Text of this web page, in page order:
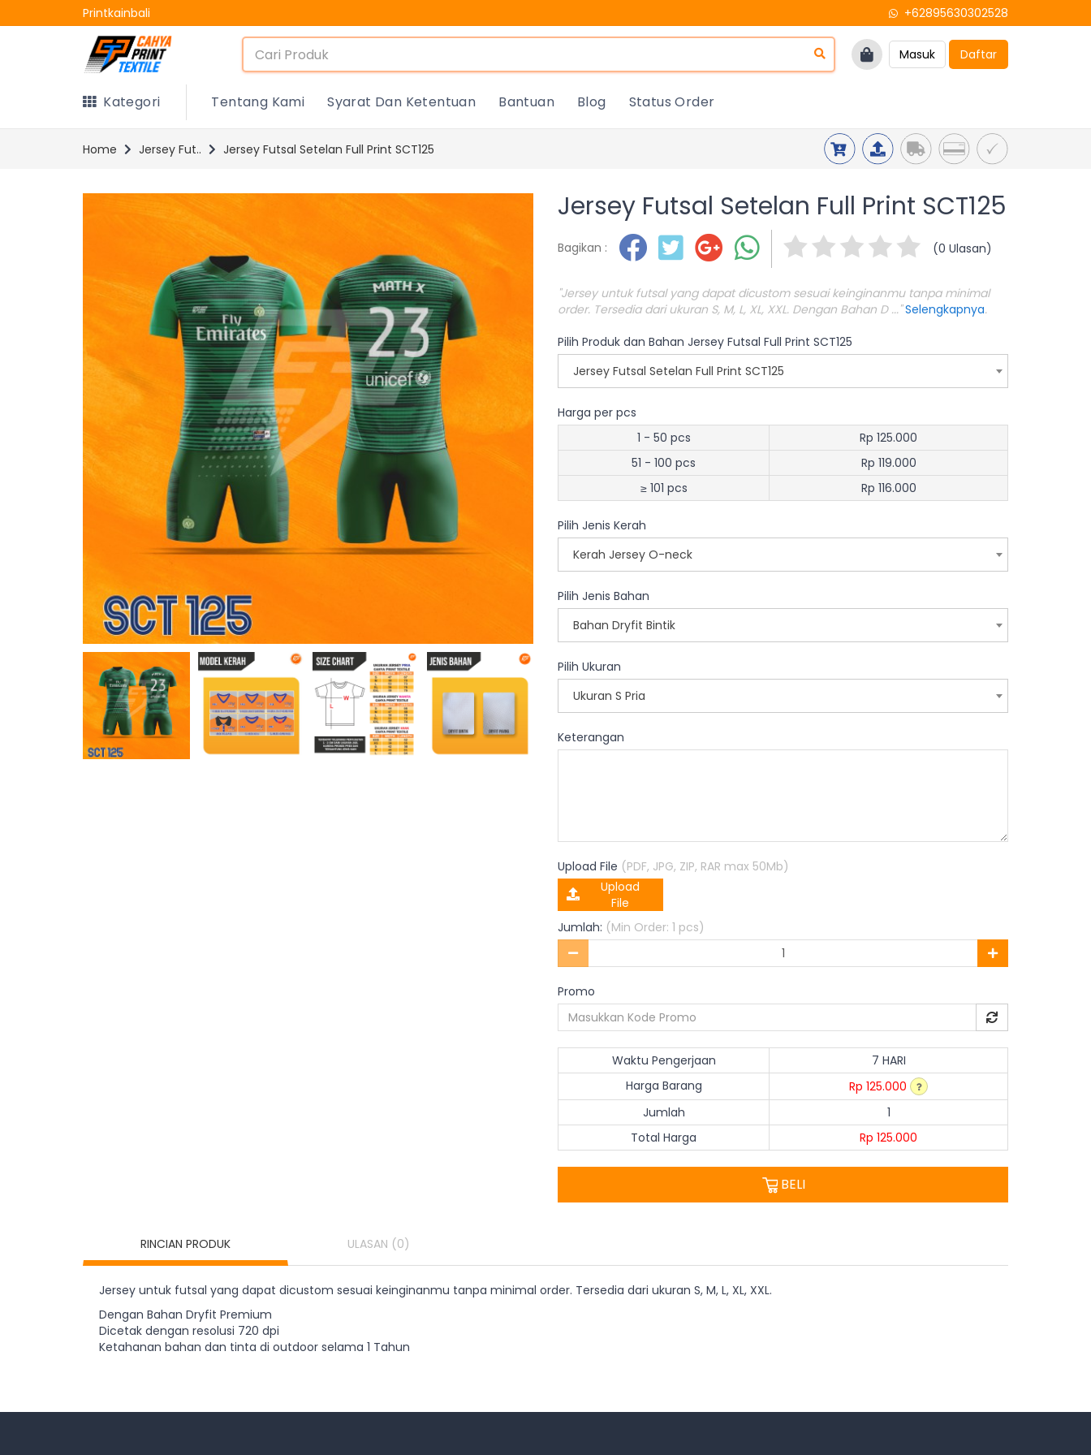
Printkainbali +62895630302528
Masuk Daftar
Kategori Tentang Kami Syarat Dan Ketentuan Bantuan Blog Status Order
Home Jersey Fut.. Jersey Futsal Setelan Full Print SCT125
Jersey Futsal Setelan Full Print SCT125
Bagikan : (0 Ulasan)
"Jersey untuk futsal yang dapat dicustom sesuai keinginanmu tanpa minimal
order. Tersedia dari ukuran S, M, L, XL, XXL. Dengan Bahan D ..."Selengkapnya.
Pilih Produk dan Bahan Jersey Futsal Full Print SCT125
Jersey Futsal Setelan Full Print SCT125
Harga per pcs
1 - 50 pcs
Rp 125.000
51 - 100 pcs
Rp 119.000
≥ 101 pcs
Rp 116.000
Pilih Jenis Kerah
Kerah Jersey O-neck
Pilih Jenis Bahan
Bahan Dryfit Bintik
Pilih Ukuran
Ukuran S Pria
Keterangan
Upload File (PDF, JPG, ZIP, RAR max 50Mb)
Upload
File
Jumlah: (Min Order: 1 pcs)
Promo
Waktu Pengerjaan
7 HARI
Harga Barang
Rp 125.000
Jumlah
1
Total Harga
Rp 125.000
BELI
RINCIAN PRODUK ULASAN (0)
Jersey untuk futsal yang dapat dicustom sesuai keinginanmu tanpa minimal order. Tersedia dari ukuran S, M, L, XL, XXL.
Dengan Bahan Dryfit Premium
Dicetak dengan resolusi 720 dpi
Ketahanan bahan dan tinta di outdoor selama 1 Tahun